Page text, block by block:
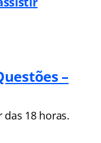
–
18 horas.